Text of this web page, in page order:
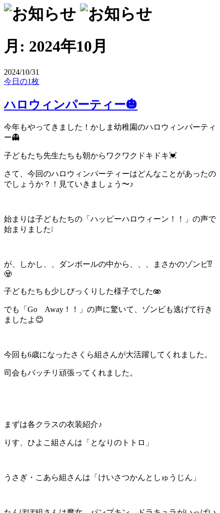
月: 2024年10月
2024/10/31
今日の1枚
ハロウィンパーティー🎃
今年もやってきました！かしま幼稚園のハロウィンパーティ
ー👻
子どもたち先生たちも朝からワクワクドキドキ💓
さて、今回のハロウィンパーティーはどんなことがあったの
でしょうか？！見ていきましょう〜♪
始まりは子どもたちの「ハッピーハロウィーン！！」の声で
始まりました❕
が、しかし、、ダンボールの中から、、、まさかのゾンビ⁉️
🧟
子どもたちも少しびっくりした様子でした🫨
でも「Go Away！！」の声に驚いて、ゾンビも逃げて行き
ましたよ😊
今回も6歳になったさくら組さんが大活躍してくれました。
司会もバッチリ頑張ってくれました。
まずは各クラスの衣装紹介♪
りす、ひよこ組さんは「となりのトトロ」
うさぎ・こあら組さんは「けいさつかんとしゅうじん」